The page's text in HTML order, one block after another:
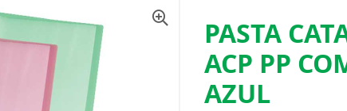
PASTA
ACP PP
AZUL